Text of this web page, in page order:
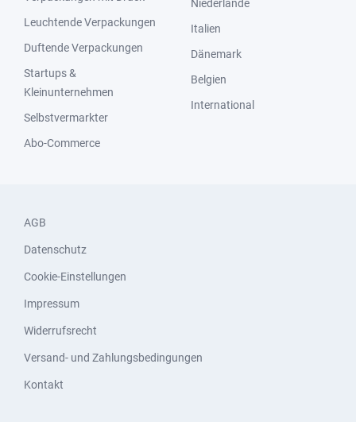
Leuchtende Verpackungen
Duftende Verpackungen
Startups &
Kleinunternehmen
Selbstvermarkter
Abo-Commerce
Niederlande
Italien
Dänemark
Belgien
International
AGB
Datenschutz
Cookie-Einstellungen
Impressum
Widerrufsrecht
Versand- und Zahlungsbedingungen
Kontakt